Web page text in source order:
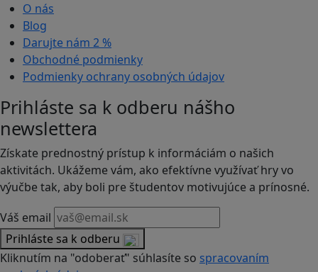
O nás
Blog
Darujte nám 2 %
Obchodné podmienky
Podmienky ochrany osobných údajov
Prihláste sa k odberu nášho
newslettera
Získate prednostný prístup k informáciám o našich
aktivitách. Ukážeme vám, ako efektívne využívať hry vo
výučbe tak, aby boli pre študentov motivujúce a prínosné.
Váš email
Prihláste sa k odberu
Kliknutím na "odoberať" súhlasíte so spracovaním